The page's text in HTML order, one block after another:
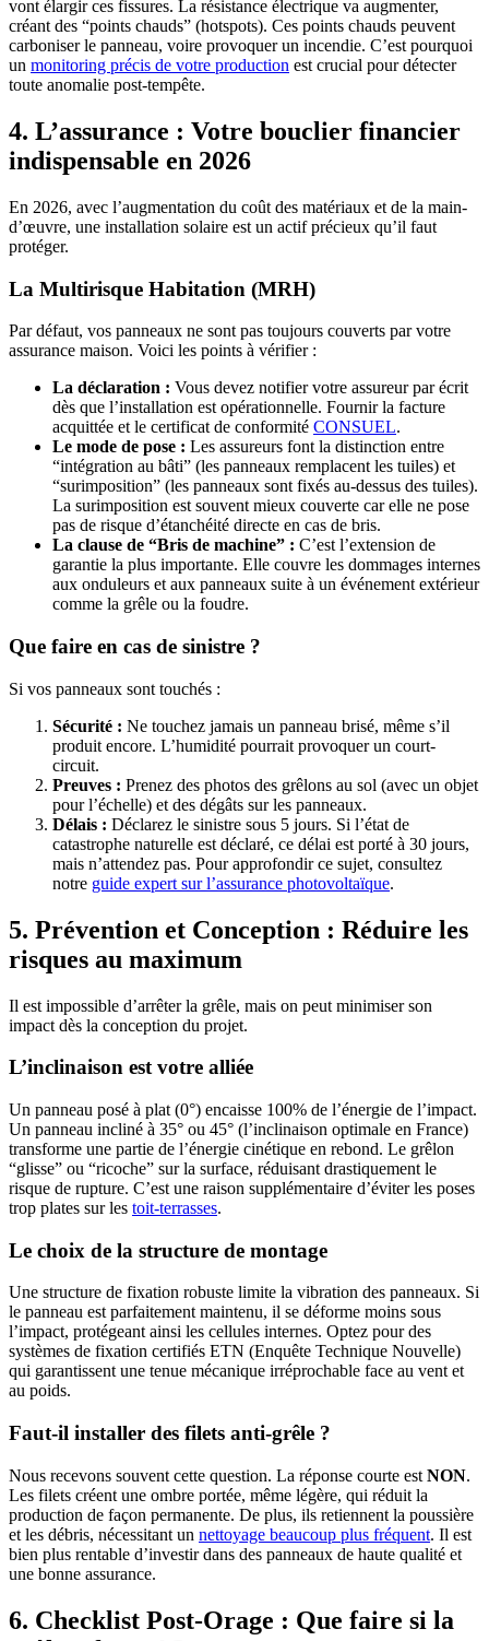
vont élargir ces fissures. La résistance électrique va augmenter,
créant des “points chauds” (hotspots). Ces points chauds peuvent
carboniser le panneau, voire provoquer un incendie. C’est pourquoi
un monitoring précis de votre production est crucial pour détecter
toute anomalie post-tempête.
4. L’assurance : Votre bouclier financier
indispensable en 2026
En 2026, avec l’augmentation du coût des matériaux et de la main-
d’œuvre, une installation solaire est un actif précieux qu’il faut
protéger.
La Multirisque Habitation (MRH)
Par défaut, vos panneaux ne sont pas toujours couverts par votre
assurance maison. Voici les points à vérifier :
La déclaration : Vous devez notifier votre assureur par écrit
dès que l’installation est opérationnelle. Fournir la facture
acquittée et le certificat de conformité CONSUEL.
Le mode de pose : Les assureurs font la distinction entre
“intégration au bâti” (les panneaux remplacent les tuiles) et
“surimposition” (les panneaux sont fixés au-dessus des tuiles).
La surimposition est souvent mieux couverte car elle ne pose
pas de risque d’étanchéité directe en cas de bris.
La clause de “Bris de machine” : C’est l’extension de
garantie la plus importante. Elle couvre les dommages internes
aux onduleurs et aux panneaux suite à un événement extérieur
comme la grêle ou la foudre.
Que faire en cas de sinistre ?
Si vos panneaux sont touchés :
Sécurité : Ne touchez jamais un panneau brisé, même s’il
produit encore. L’humidité pourrait provoquer un court-
circuit.
Preuves : Prenez des photos des grêlons au sol (avec un objet
pour l’échelle) et des dégâts sur les panneaux.
Délais : Déclarez le sinistre sous 5 jours. Si l’état de
catastrophe naturelle est déclaré, ce délai est porté à 30 jours,
mais n’attendez pas. Pour approfondir ce sujet, consultez
notre guide expert sur l’assurance photovoltaïque.
5. Prévention et Conception : Réduire les
risques au maximum
Il est impossible d’arrêter la grêle, mais on peut minimiser son
impact dès la conception du projet.
L’inclinaison est votre alliée
Un panneau posé à plat (0°) encaisse 100% de l’énergie de l’impact.
Un panneau incliné à 35° ou 45° (l’inclinaison optimale en France)
transforme une partie de l’énergie cinétique en rebond. Le grêlon
“glisse” ou “ricoche” sur la surface, réduisant drastiquement le
risque de rupture. C’est une raison supplémentaire d’éviter les poses
trop plates sur les toit-terrasses.
Le choix de la structure de montage
Une structure de fixation robuste limite la vibration des panneaux. Si
le panneau est parfaitement maintenu, il se déforme moins sous
l’impact, protégeant ainsi les cellules internes. Optez pour des
systèmes de fixation certifiés ETN (Enquête Technique Nouvelle)
qui garantissent une tenue mécanique irréprochable face au vent et
au poids.
Faut-il installer des filets anti-grêle ?
Nous recevons souvent cette question. La réponse courte est NON.
Les filets créent une ombre portée, même légère, qui réduit la
production de façon permanente. De plus, ils retiennent la poussière
et les débris, nécessitant un nettoyage beaucoup plus fréquent. Il est
bien plus rentable d’investir dans des panneaux de haute qualité et
une bonne assurance.
6. Checklist Post-Orage : Que faire si la